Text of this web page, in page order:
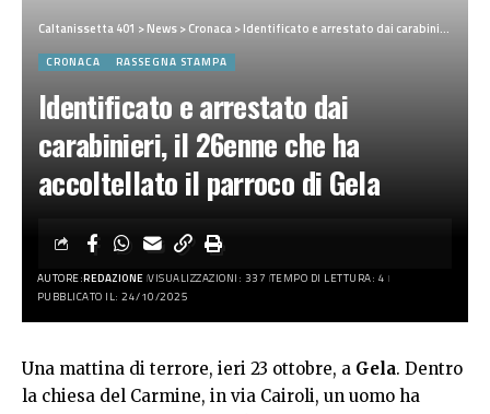
Caltanissetta 401 >News>Cronaca>Identificato e arrestato dai carabinieri, il 26enne che ha accoltellato il parroco di Gela
CRONACA RASSEGNA STAMPA
Identificato e arrestato dai
carabinieri, il 26enne che ha
accoltellato il parroco di Gela
AUTORE:REDAZIONE VISUALIZZAZIONI: 337 TEMPO DI LETTURA: 4
PUBBLICATO IL: 24/10/2025
Una mattina di terrore, ieri 23 ottobre, a Gela. Dentro
la chiesa del Carmine, in via Cairoli, un uomo ha